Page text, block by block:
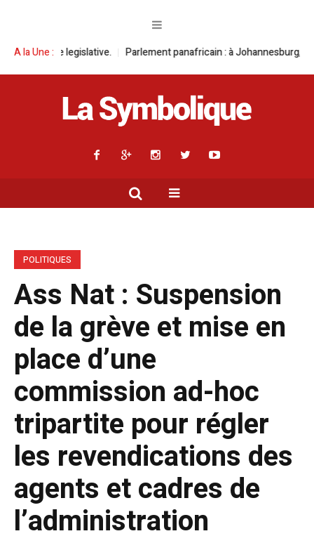
A la Une :
Parlement panafricain : à Johannesburg, Aimé Boji Sangara
POLITIQUES
Ass Nat : Suspension
de la grève et mise en
place d’une
commission ad-hoc
tripartite pour régler
les revendications des
agents et cadres de
l’administration